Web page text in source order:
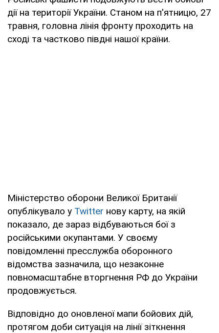
дії на території України. Станом на п'ятницю, 27
травня, головна лінія фронту проходить на
сході та частково півдні нашої країни.
Міністерство оборони Великої Британії
опублікувало у Twitter нову карту, на якій
показало, де зараз відбуваються бої з
російськими окупантами. У своєму
повідомленні пресслужба оборонного
відомства зазначила, що незаконне
повномасштабне вторгнення РФ до України
продовжується.
Відповідно до оновленої мапи бойових дій,
протягом доби ситуація на лінії зіткнення